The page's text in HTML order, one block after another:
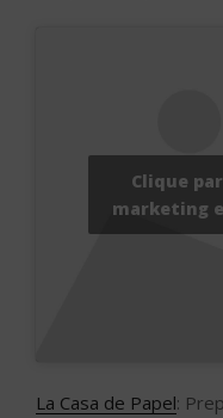
Clique
marketing
La Casa de Papel: